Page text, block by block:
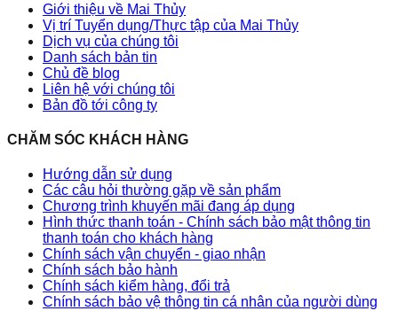
Giới thiệu về Mai Thủy
Vị trí Tuyển dụng/Thực tập của Mai Thủy
Dịch vụ của chúng tôi
Danh sách bản tin
Chủ đề blog
Liên hệ với chúng tôi
Bản đồ tới công ty
CHĂM SÓC KHÁCH HÀNG
Hướng dẫn sử dụng
Các câu hỏi thường gặp về sản phẩm
Chương trình khuyến mãi đang áp dụng
Hình thức thanh toán - Chính sách bảo mật thông tin
thanh toán cho khách hàng
Chính sách vận chuyển - giao nhận
Chính sách bảo hành
Chính sách kiểm hàng, đổi trả
Chính sách bảo vệ thông tin cá nhân của người dùng